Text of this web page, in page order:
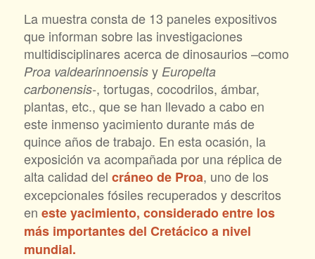
La muestra consta de 13 paneles expositivos
que informan sobre las investigaciones
multidisciplinares acerca de dinosaurios –como
Proa valdearinnoensisy Europelta
carbonensis-, tortugas, cocodrilos, ámbar,
plantas, etc., que se han llevado a cabo en
este inmenso yacimiento durante más de
quince años de trabajo. En esta ocasión, la
exposición va acompañada por una réplica de
alta calidad del cráneo de Proa, uno de los
excepcionales fósiles recuperados y descritos
en este yacimiento, considerado entre los
más importantes del Cretácico a nivel
mundial.